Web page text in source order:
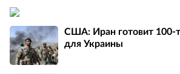
США: Иран готовит 100-
для Украины